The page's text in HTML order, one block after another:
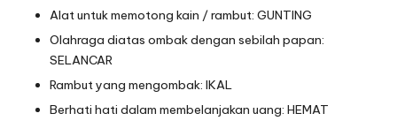
Alat untuk memotong kain / rambut: GUNTING
Olahraga diatas ombak dengan sebilah papan:
SELANCAR
Rambut yang mengombak: IKAL
Berhati hati dalam membelanjakan uang: HEMAT